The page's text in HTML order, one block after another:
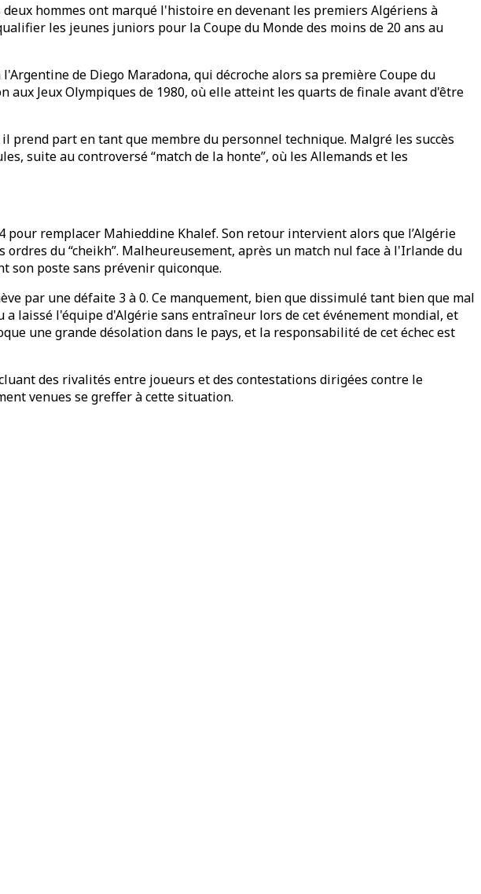
hommes ont marqué l'histoire en devenant les premiers Algériens à
les jeunes juniors pour la Coupe du Monde des moins de 20 ans au
de Diego Maradona, qui décroche alors sa première Coupe du
Jeux Olympiques de 1980, où elle atteint les quarts de finale avant d'être
part en tant que membre du personnel technique. Malgré les succès
suite au controversé “match de la honte”, où les Allemands et les
remplacer Mahieddine Khalef. Son retour intervient alors que l’Algérie
du “cheikh”. Malheureusement, après un match nul face à l'Irlande du
son poste sans prévenir quiconque.
par une défaite 3 à 0. Ce manquement, bien que dissimulé tant bien que mal
laissé l'équipe d'Algérie sans entraîneur lors de cet événement mondial, et
une grande désolation dans le pays, et la responsabilité de cet échec est
des rivalités entre joueurs et des contestations dirigées contre le
venues se greffer à cette situation.